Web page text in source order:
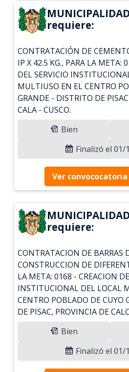
requiere:
CONTRATACIÓN DE
IP X 42.5 KG., PARA LA META:
DEL SERVICIO
MULTIUSO EN EL CENTRO
GRANDE - DISTRITO DE
CALA - CUSCO.
Bien
Finalizó el 01/
Ver
requiere:
CONTRATACION DE BARRAS
CONSTRUCCION DE
LA META: 0168 - CREACION
INSTITUCIONAL DEL LOCAL
CENTRO POBLADO DE CUYO
DE PISAC, PROVINCIA DE
Bien
Finalizó el 01/